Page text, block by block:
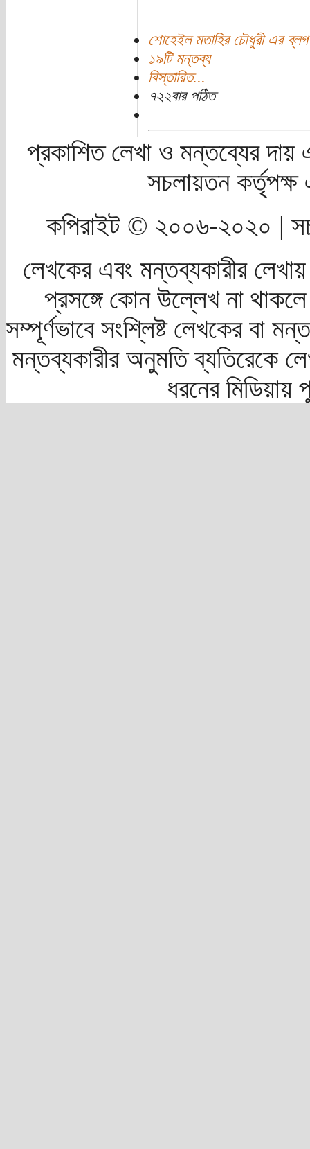
শোহেইল মতাহির চৌধুরী এর ব্লগ
১৯টি মন্তব্য
বিস্তারিত...
৭২২বার পঠিত
প্রকাশিত লেখা ও মন্তব্যের দায়
সচলায়তন
কপিরাইট © ২০০৬-২০২০ |
লেখকের এবং মন্তব্যকারীর
প্রসঙ্গে কোন উল্লেখ না
সম্পূর্ণভাবে সংশ্লিষ্ট লেখকের বা
মন্তব্যকারীর অনুমতি ব্যতিরেকে
ধরনের মিডিয়ায়